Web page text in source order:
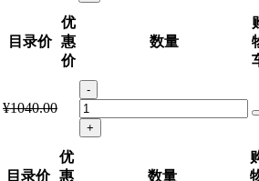
目录价
优
惠
价
数量
¥1040.00
-
+
目录价
优
惠
数量